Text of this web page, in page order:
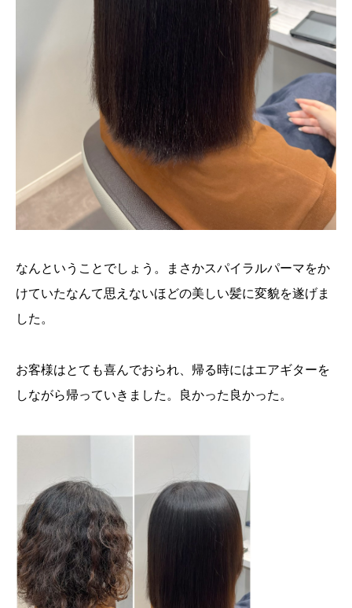
なんということでしょう。まさかスパイラルパーマをか
けていたなんて思えないほどの美しい髪に変貌を遂げま
した。
お客様はとても喜んでおられ、帰る時にはエアギターを
しながら帰っていきました。良かった良かった。